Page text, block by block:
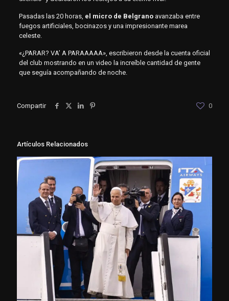
Pasadas las 20 horas, el micro de Belgrano avanzaba entre
fuegos artificiales, bocinazos y una impresionante marea
celeste.
«¿PARAR? VA’ A PARAAAAA», escribieron desde la cuenta oficial
del club mostrando en un video la increíble cantidad de gente
que seguía acompañando de noche.
Compartir 0
Artículos Relacionados